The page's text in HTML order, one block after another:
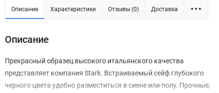
Описание Характеристики Отзывы (0) Доставка
Описание
Прекрасный образец высокого итальянского качества
представляет компания Stark. Встраиваемый сейф глубокого
черного цвета удобно разместиться в сиене или полу. Прочные,